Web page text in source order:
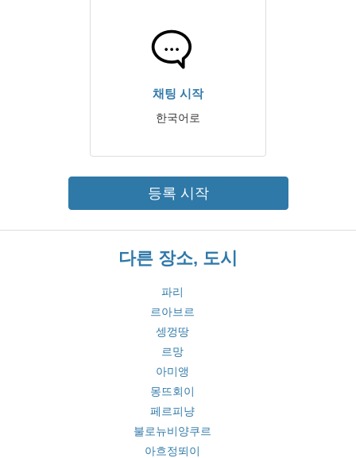
채팅 시작
한국어로
등록 시작
다른 장소, 도시
파리
르아브르
셍껑땅
르망
아미앵
몽뜨회이
페르피냥
불로뉴비양쿠르
아흐정뙤이